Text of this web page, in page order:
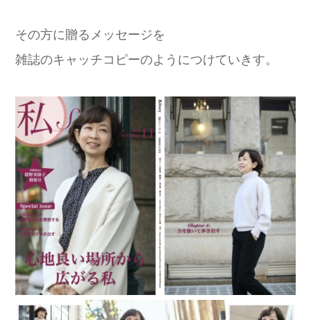
その方に贈るメッセージを
雑誌のキャッチコピーのようにつけていきす。